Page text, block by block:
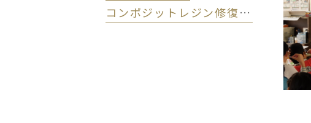
コンポジットレジン修復 (CR) について